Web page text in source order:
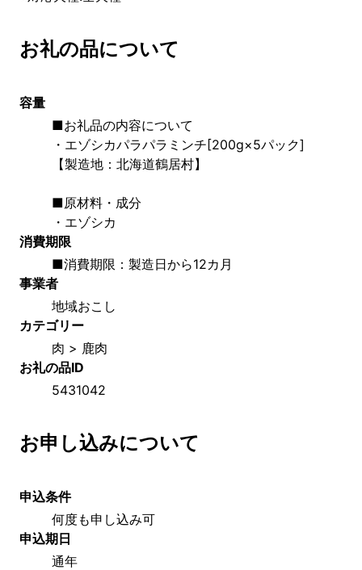
お礼の品について
容量
■お礼品の内容について
・エゾシカパラパラミンチ[200g×5パック]
【製造地：北海道鶴居村】
■原材料・成分
・エゾシカ
消費期限
■消費期限：製造日から12カ月
事業者
地域おこし
カテゴリー
肉 > 鹿肉
お礼の品ID
5431042
お申し込みについて
申込条件
何度も申し込み可
申込期日
通年